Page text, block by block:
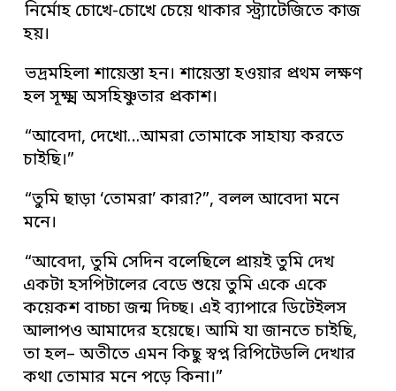
নির্মোহ চোখে-চোখে চেয়ে থাকার স্ট্র্যাটেজিতে কাজ
হয়।
ভদ্রমহিলা শায়েস্তা হন। শায়েস্তা হওয়ার প্রথম লক্ষণ
হল সূক্ষ্ম অসহিষ্ণুতার প্রকাশ।
“আবেদা, দেখো…আমরা তোমাকে সাহায্য করতে
চাইছি।”
“তুমি ছাড়া ‘তোমরা’ কারা?”, বলল আবেদা মনে
মনে।
“আবেদা, তুমি সেদিন বলেছিলে প্রায়ই তুমি দেখ
একটা হসপিটালের বেডে শুয়ে তুমি একে একে
কয়েকশ বাচ্চা জন্ম দিচ্ছ। এই ব্যাপারে ডিটেইলস
আলাপও আমাদের হয়েছে। আমি যা জানতে চাইছি,
তা হল– অতীতে এমন কিছু স্বপ্ন রিপিটেডলি দেখার
কথা তোমার মনে পড়ে কিনা।”